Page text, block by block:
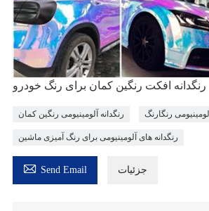
رنگدانه افکت رنگین کمان برای رنگ خودرو
رنگدانه آلومینیومی رنگین کمان رنگارنگ
رنگدانه های آلومینیومی برای رنگ آمیزی ماشین
 Send Email جزئیات